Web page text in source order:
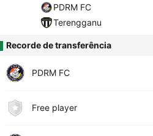
PDRM FC
Terengganu
Recorde de transferência
PDRM FC
Free player